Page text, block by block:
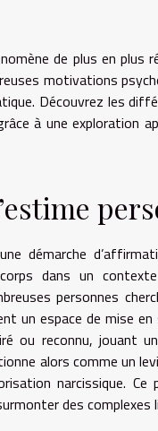
de plus en plus
motivations
Découvrez les
à une exploration
démarche
dans un
personnes
un espace de mise
ou reconnu, jouant
alors comme un
narcissique.
des complexes